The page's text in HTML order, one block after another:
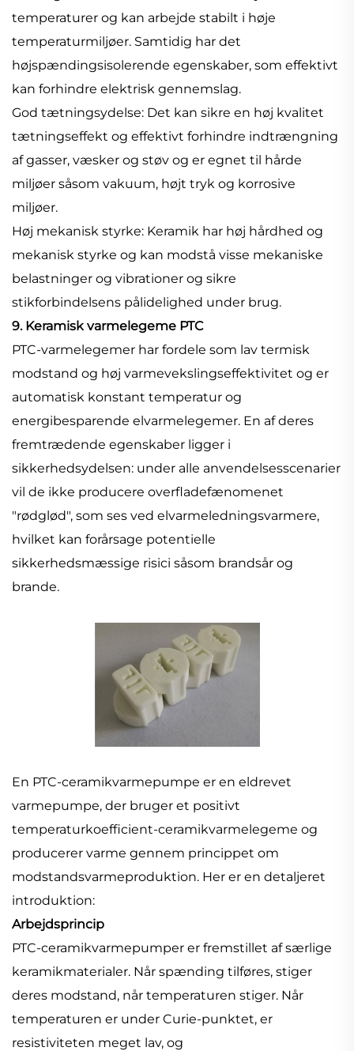
temperaturer og kan arbejde stabilt i høje
temperaturmiljøer. Samtidig har det
højspændingsisolerende egenskaber, som effektivt
kan forhindre elektrisk gennemslag.
God tætningsydelse: Det kan sikre en høj kvalitet
tætningseffekt og effektivt forhindre indtrængning
af gasser, væsker og støv og er egnet til hårde
miljøer såsom vakuum, højt tryk og korrosive
miljøer.
Høj mekanisk styrke: Keramik har høj hårdhed og
mekanisk styrke og kan modstå visse mekaniske
belastninger og vibrationer og sikre
stikforbindelsens pålidelighed under brug.
9. Keramisk varmelegeme PTC
PTC-varmelegemer har fordele som lav termisk
modstand og høj varmevekslingseffektivitet og er
automatisk konstant temperatur og
energibesparende elvarmelegemer. En af deres
fremtrædende egenskaber ligger i
sikkerhedsydelsen: under alle anvendelsesscenarier
vil de ikke producere overfladefænomenet
"rødglød", som ses ved elvarmeledningsvarmere,
hvilket kan forårsage potentielle
sikkerhedsmæssige risici såsom brandsår og
brande.
En PTC-ceramikvarmepumpe er en eldrevet
varmepumpe, der bruger et positivt
temperaturkoefficient-ceramikvarmelegeme og
producerer varme gennem princippet om
modstandsvarmeproduktion. Her er en detaljeret
introduktion:
Arbejdsprincip
PTC-ceramikvarmepumper er fremstillet af særlige
keramikmaterialer. Når spænding tilføres, stiger
deres modstand, når temperaturen stiger. Når
temperaturen er under Curie-punktet, er
resistiviteten meget lav, og